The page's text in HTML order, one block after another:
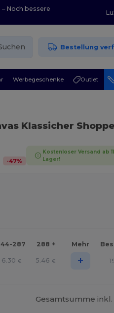
Noch bessere
Bestellung
Werbegeschenke Outlet
Klassicher
-47%
Kostenloser Versand ab
Lager!
287 288 + Mehr
6.30 € 5.46 € +
Gesamtsumme inkl.